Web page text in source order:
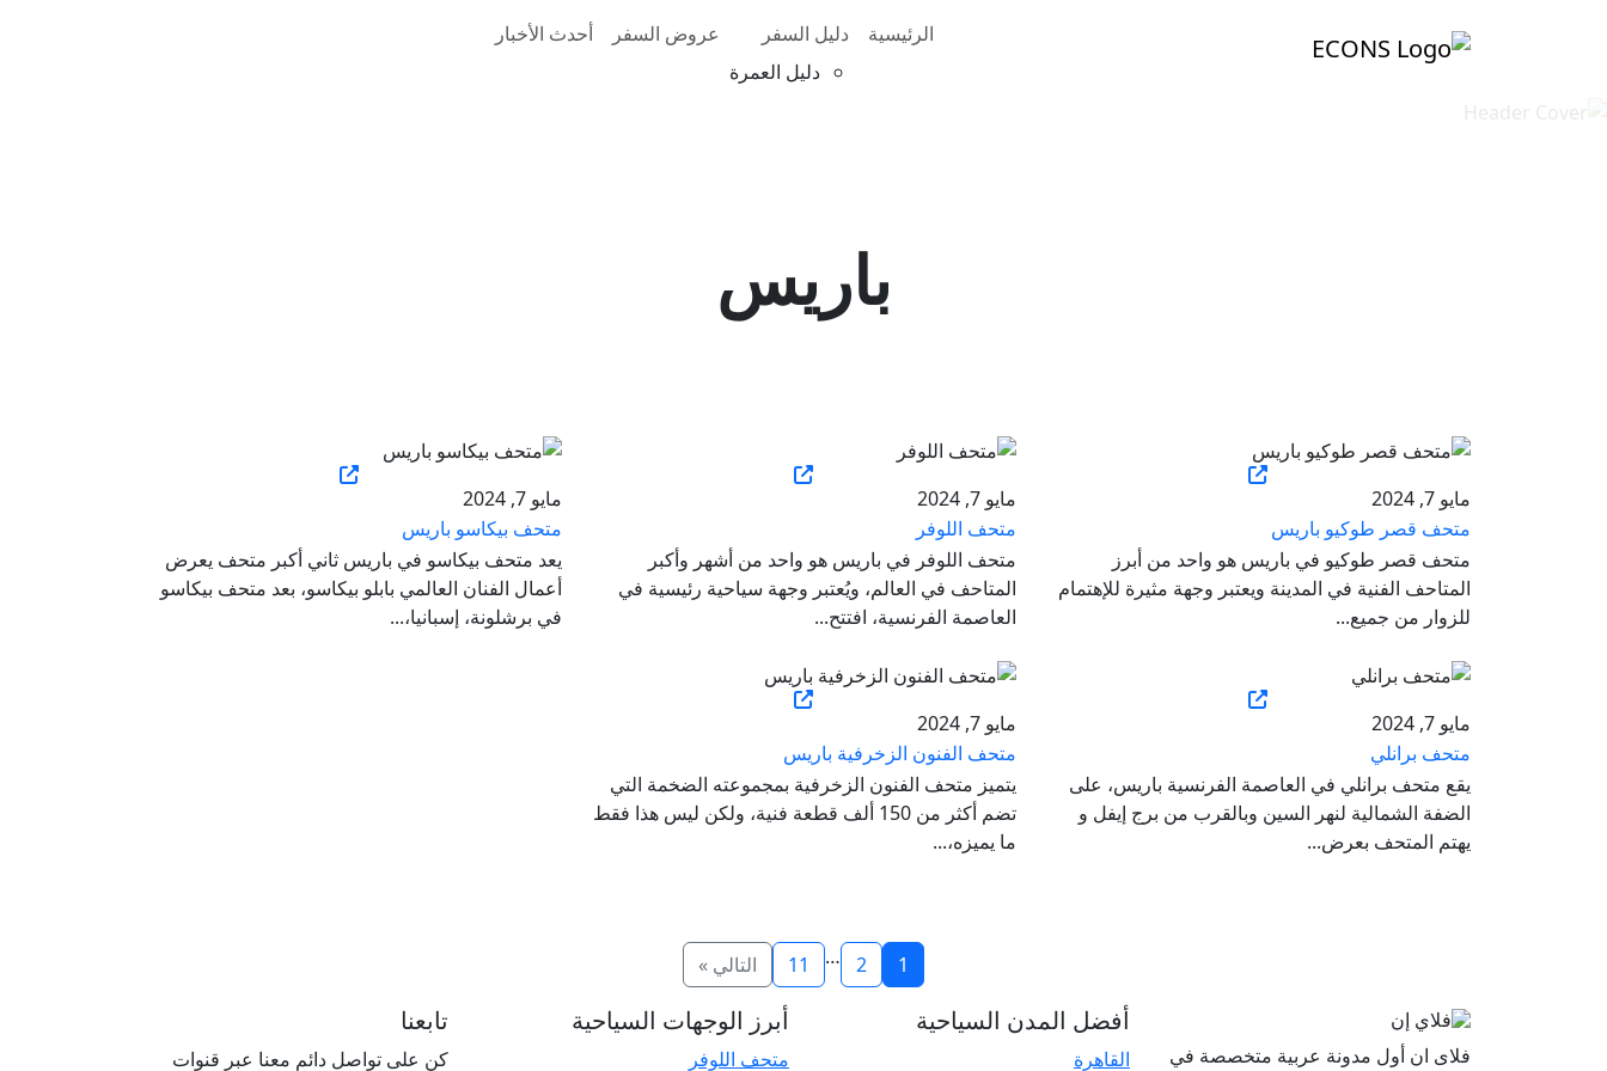
الرئيسية
دليل السفر
دليل العمرة
عروض السفر أحدث الأخبار
باريس
مايو 7, 2024
متحف قصر طوكيو باريس
متحف قصر طوكيو في باريس هو واحد من أبرز
المتاحف الفنية في المدينة ويعتبر وجهة مثيرة للإهتمام
للزوار من جميع...
مايو 7, 2024
متحف اللوفر
متحف اللوفر في باريس هو واحد من أشهر وأكبر
المتاحف في العالم، ويُعتبر وجهة سياحية رئيسية في
العاصمة الفرنسية، افتتح...
مايو 7, 2024
متحف بيكاسو باريس
يعد متحف بيكاسو في باريس ثاني أكبر متحف يعرض
أعمال الفنان العالمي بابلو بيكاسو، بعد متحف بيكاسو
في برشلونة، إسبانيا،...
مايو 7, 2024
متحف برانلي
يقع متحف برانلي في العاصمة الفرنسية باريس، على
الضفة الشمالية لنهر السين وبالقرب من برج إيفل و
يهتم المتحف بعرض...
مايو 7, 2024
متحف الفنون الزخرفية باريس
يتميز متحف الفنون الزخرفية بمجموعته الضخمة التي
تضم أكثر من 150 ألف قطعة فنية، ولكن ليس هذا فقط
ما يميزه،...
1
2
…
11 التالي »
فلاى ان أول مدونة عربية متخصصة في
أفضل المدن السياحية
القاهرة
أبرز الوجهات السياحية
متحف اللوفر
تابعنا
كن على تواصل دائم معنا عبر قنوات